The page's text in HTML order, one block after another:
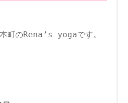
町のRena’s yogaです。